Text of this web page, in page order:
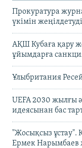
Прокуратура
үкімін
АҚШ Кубаға қару
ұйымдарға
Ұлыбритания
UEFA 2030 жылғы
идеясынан бас
"Жосықсыз
Ермек Нарымбаев